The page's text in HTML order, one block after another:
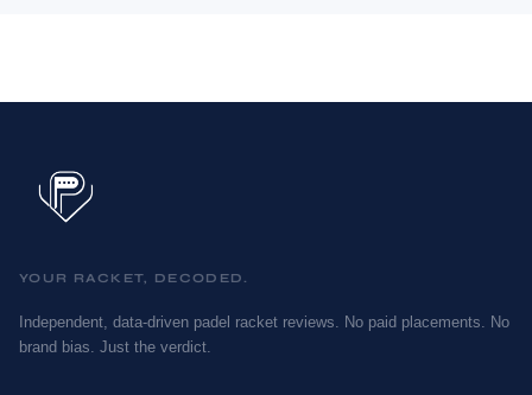
YOUR RACKET, DECODED.
Independent, data-driven padel racket reviews. No paid placements. No
brand bias. Just the verdict.